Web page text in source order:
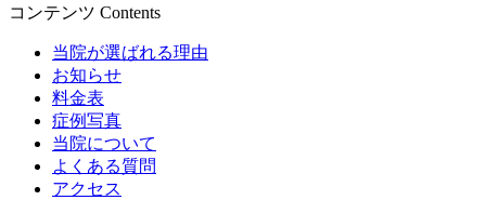
コンテンツ Contents
当院が選ばれる理由
お知らせ
料金表
症例写真
当院について
よくある質問
アクセス